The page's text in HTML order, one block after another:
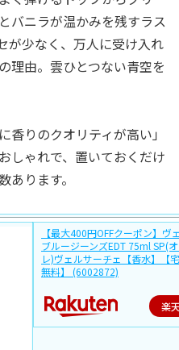
バニラが温かみを残すラス
が少なく、万人に受け入れ
理由。雲ひとつない青空を
香りのクオリティが高い」
しゃれで、置いておくだけ
ります。
【最大400円OFFクーポン】ヴ
ブルージーンズEDT 75ml SP(
レ)ヴェルサーチェ【香水】【
無料】 (6002872)
楽